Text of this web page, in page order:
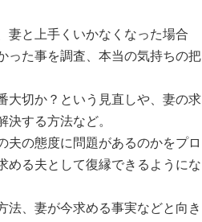
妻と上手くいかなくなった場合
った事を調査、本当の気持ちの把
大切か？という見直しや、妻の求
する方法など。
夫の態度に問題があるのかをプロ
める夫として復縁できるようにな
法、妻が今求める事実などと向き